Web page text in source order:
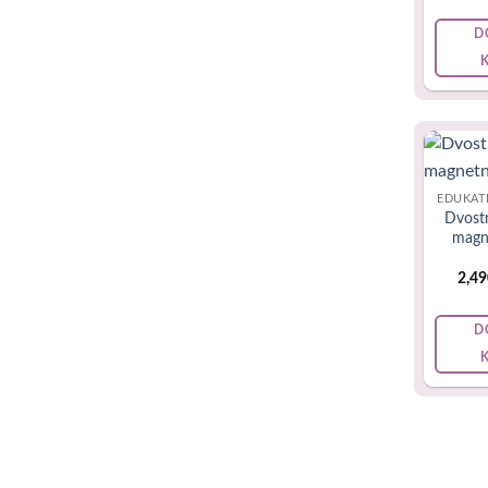
Ukoliko
Poklon
–Poklon
Poklon
Poklon
Poklon
Poklon
Poklon
Poklon